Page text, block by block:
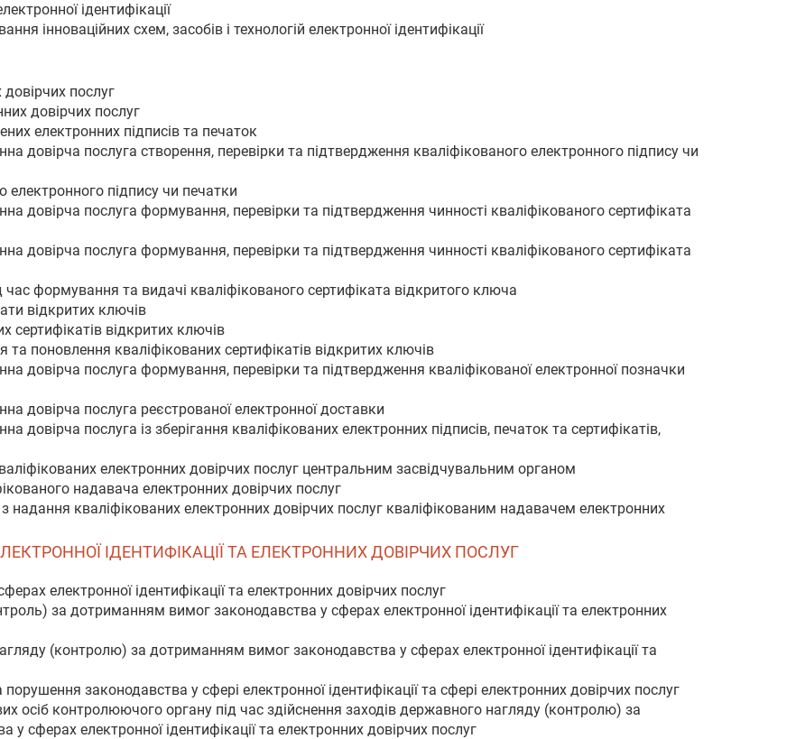
ідентифікації
інноваційних схем, засобів і технологій електронної ідентифікації
послуг
довірчих послуг
електронних підписів та печаток
довірча послуга створення, перевірки та підтвердження кваліфікованого електронного підпису чи
електронного підпису чи печатки
довірча послуга формування, перевірки та підтвердження чинності кваліфікованого сертифіката
довірча послуга формування, перевірки та підтвердження чинності кваліфікованого сертифіката
час формування та видачі кваліфікованого сертифіката відкритого ключа
відкритих ключів
сертифікатів відкритих ключів
поновлення кваліфікованих сертифікатів відкритих ключів
довірча послуга формування, перевірки та підтвердження кваліфікованої електронної позначки
довірча послуга реєстрованої електронної доставки
довірча послуга із зберігання кваліфікованих електронних підписів, печаток та сертифікатів,
електронних довірчих послуг центральним засвідчувальним органом
надавача електронних довірчих послуг
надання кваліфікованих електронних довірчих послуг кваліфікованим надавачем електронних
ІДЕНТИФІКАЦІЇ ТА ЕЛЕКТРОННИХ ДОВІРЧИХ ПОСЛУГ
електронної ідентифікації та електронних довірчих послуг
за дотриманням вимог законодавства у сферах електронної ідентифікації та електронних
(контролю) за дотриманням вимог законодавства у сферах електронної ідентифікації та
законодавства у сфері електронної ідентифікації та сфері електронних довірчих послуг
осіб контролюючого органу під час здійснення заходів державного нагляду (контролю) за
сферах електронної ідентифікації та електронних довірчих послуг